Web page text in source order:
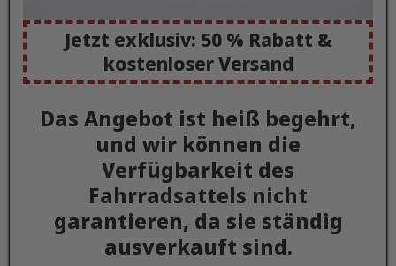
Jetzt exklusiv: 50 % Rabatt &
kostenloser Versand
Das Angebot ist heiß begehrt,
und wir können die
Verfügbarkeit des
Fahrradsattels nicht
garantieren, da sie ständig
ausverkauft sind.